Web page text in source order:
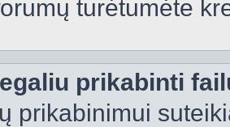
turėtumėte
prikabinti
prikabinimui